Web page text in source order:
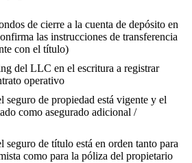
de cierre a la cuenta de depósito en
las instrucciones de transferencia
con el título)
del LLC en el escritura a registrar
operativo
seguro de propiedad está vigente y el
como asegurado adicional /
seguro de título está en orden tanto para
como para la póliza del propietario